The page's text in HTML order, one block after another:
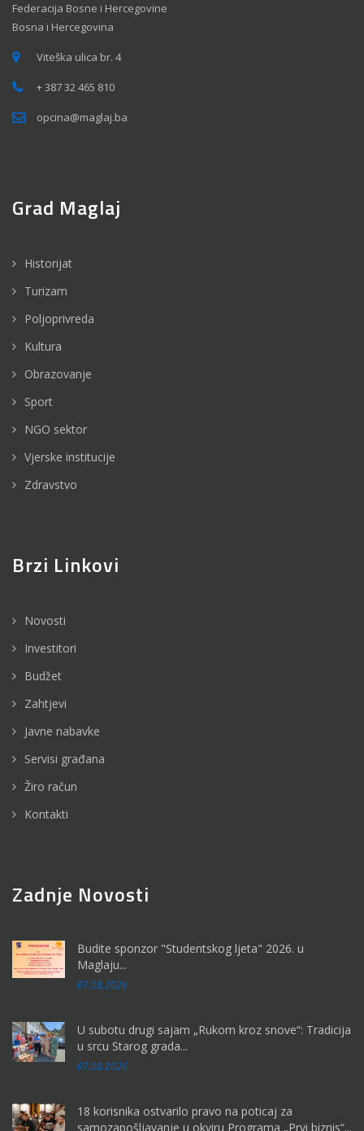
Federacija Bosne i Hercegovine
Bosna i Hercegovina
Viteška ulica br. 4
+ 387 32 465 810
opcina@maglaj.ba
Grad Maglaj
Historijat
Turizam
Poljoprivreda
Kultura
Obrazovanje
Sport
NGO sektor
Vjerske institucije
Zdravstvo
Brzi Linkovi
Novosti
Investitori
Budžet
Zahtjevi
Javne nabavke
Servisi građana
Žiro račun
Kontakti
Zadnje Novosti
Budite sponzor "Studentskog ljeta" 2026. u
Maglaju...
07.08.2026
U subotu drugi sajam „Rukom kroz snove“: Tradicija
u srcu Starog grada...
07.08.2026
18 korisnika ostvarilo pravo na poticaj za
samozapošljavanje u okviru Programa „Prvi biznis“...